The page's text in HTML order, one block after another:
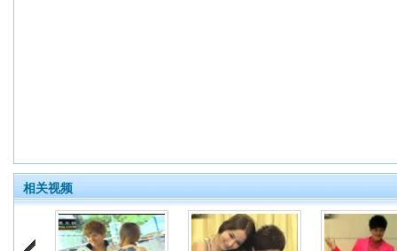
相关视频